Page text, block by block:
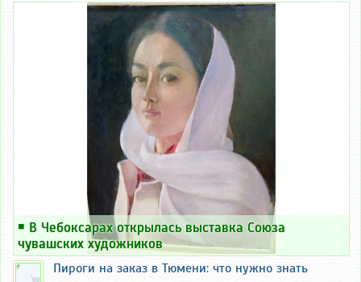
￭ В Чебоксарах открылась выставка Союза
чувашских художников
Пироги на заказ в Тюмени: что нужно знать